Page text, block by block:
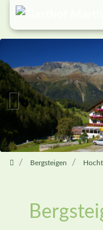
Inhalt
springen
Previous
Bergsteigen